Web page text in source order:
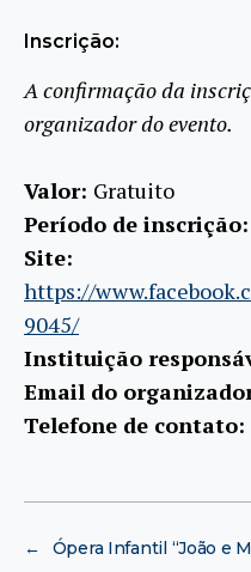
Inscrição:
A confirmação da
organizador do evento.
Valor: Gratuito
Período de inscrição:
Site:
https://
9045/
Instituição
Email do
Telefone de contato:
←
Ópera Infantil “João e